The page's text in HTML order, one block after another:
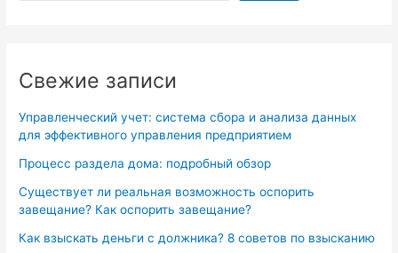
Свежие записи
Управленческий учет: система сбора и анализа данных
для эффективного управления предприятием
Процесс раздела дома: подробный обзор
Существует ли реальная возможность оспорить
завещание? Как оспорить завещание?
Как взыскать деньги с должника? 8 советов по взысканию